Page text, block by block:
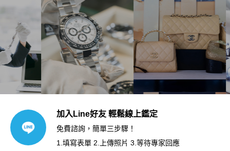
加入Line好友 輕鬆線上鑑定
免費諮詢，簡單三步驟！
1.填寫表單 2.上傳照片 3.等待專家回應